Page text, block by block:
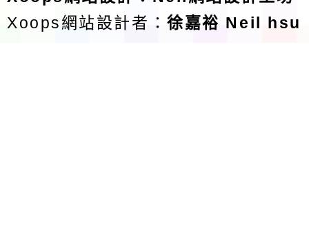
Xoops網站設計者：徐嘉裕 Neil hsu